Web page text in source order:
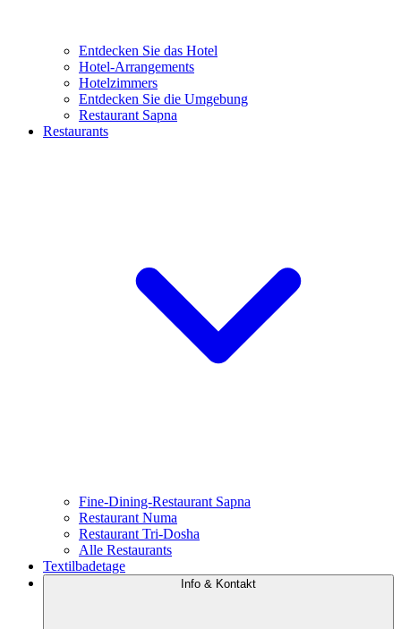
Entdecken Sie das Hotel
Hotel-Arrangements
Hotelzimmers
Entdecken Sie die Umgebung
Restaurant Sapna
Restaurants
Fine-Dining-Restaurant Sapna
Restaurant Numa
Restaurant Tri-Dosha
Alle Restaurants
Textilbadetage
Info & Kontakt